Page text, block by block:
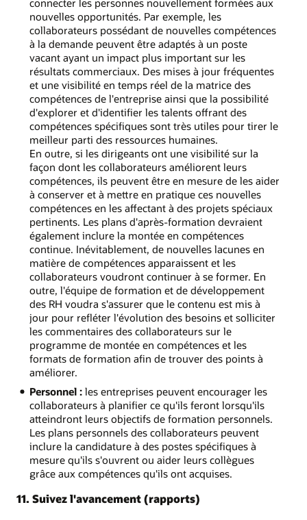
nouvelles opportunités. Par exemple, les
collaborateurs possédant de nouvelles compétences
à la demande peuvent être adaptés à un poste
vacant ayant un impact plus important sur les
résultats commerciaux. Des mises à jour fréquentes
et une visibilité en temps réel de la matrice des
compétences de l'entreprise ainsi que la possibilité
d'explorer et d'identifier les talents offrant des
compétences spécifiques sont très utiles pour tirer le
meilleur parti des ressources humaines.
En outre, si les dirigeants ont une visibilité sur la
façon dont les collaborateurs améliorent leurs
compétences, ils peuvent être en mesure de les aider
à conserver et à mettre en pratique ces nouvelles
compétences en les affectant à des projets spéciaux
pertinents. Les plans d'après-formation devraient
également inclure la montée en compétences
continue. Inévitablement, de nouvelles lacunes en
matière de compétences apparaissent et les
collaborateurs voudront continuer à se former. En
outre, l'équipe de formation et de développement
des RH voudra s'assurer que le contenu est mis à
jour pour refléter l'évolution des besoins et solliciter
les commentaires des collaborateurs sur le
programme de montée en compétences et les
formats de formation afin de trouver des points à
améliorer.
Personnel :les entreprises peuvent encourager les
collaborateurs à planifier ce qu'ils feront lorsqu'ils
atteindront leurs objectifs de formation personnels.
Les plans personnels des collaborateurs peuvent
inclure la candidature à des postes spécifiques à
mesure qu'ils s'ouvrent ou aider leurs collègues
grâce aux compétences qu'ils ont acquises.
11. Suivez l'avancement (rapports)